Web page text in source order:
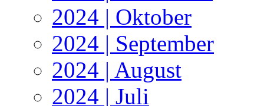
2024 | Oktober
2024 | September
2024 | August
2024 | Juli